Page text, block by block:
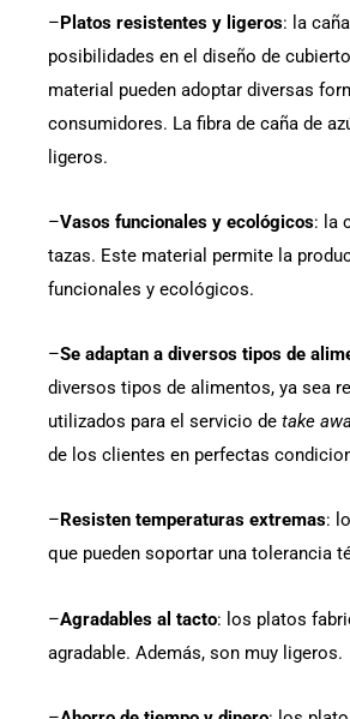
–Platos resistentes y ligeros: la
posibilidades en el diseño de
material pueden adoptar diversas
consumidores. La fibra de caña de
ligeros.
–Vasos funcionales y ecológicos: la
tazas. Este material permite la
funcionales y ecológicos.
–Se adaptan a diversos tipos de
diversos tipos de alimentos, ya sea
utilizados para el servicio de take
de los clientes en perfectas
– Resisten temperaturas extremas:
que pueden soportar una tolerancia
–Agradables al tacto: los platos
agradable. Además, son muy ligeros.